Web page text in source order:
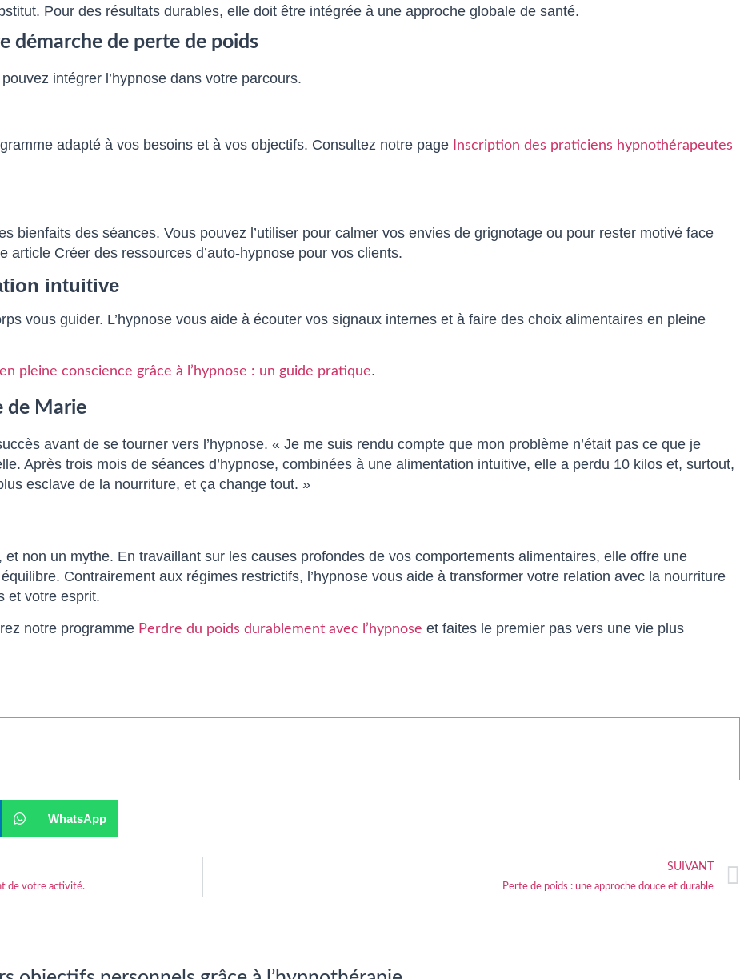
Pour des résultats durables, elle doit être intégrée à une approche globale de santé.
démarche de perte de poids
intégrer l’hypnose dans votre parcours.
adapté à vos besoins et à vos objectifs. Consultez notre page Inscription des praticiens hypnothérapeutes
bienfaits des séances. Vous pouvez l’utiliser pour calmer vos envies de grignotage ou pour rester motivé face
Créer des ressources d’auto-hypnose pour vos clients.
intuitive
vous guider. L’hypnose vous aide à écouter vos signaux internes et à faire des choix alimentaires en pleine
pleine conscience grâce à l’hypnose : un guide pratique.
de Marie
avant de se tourner vers l’hypnose. « Je me suis rendu compte que mon problème n’était pas ce que je
Après trois mois de séances d’hypnose, combinées à une alimentation intuitive, elle a perdu 10 kilos et, surtout,
esclave de la nourriture, et ça change tout. »
non un mythe. En travaillant sur les causes profondes de vos comportements alimentaires, elle offre une
Contrairement aux régimes restrictifs, l’hypnose vous aide à transformer votre relation avec la nourriture
et votre esprit.
notre programme Perdre du poids durablement avec l’hypnose et faites le premier pas vers une vie plus
WhatsApp
de votre activité.
SUIVANT
Perte de poids : une approche douce et durable